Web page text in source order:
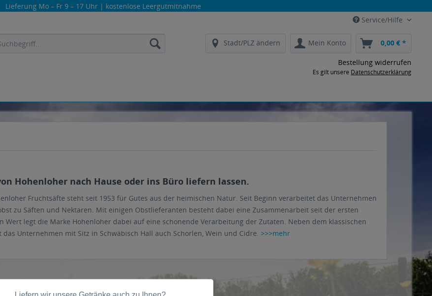
Lieferung Mo – Fr 9 – 17 Uhr | kostenlose Leergutmitnahme
Service/Hilfe
Stadt/PLZ ändern Mein Konto 0,00 € *
Bestellung widerrufen
Es gilt unsere Datenschutzerklärung
Hohenloher nach Hause oder ins Büro liefern lassen.
Fruchtsäfte steht seit 1953 für Gutes aus der heimischen Natur. Seit Beginn verarbeitet das Unternehmen
zu Säften und Nektaren. Mit einigen Obstlieferanten besteht dabei eine Zusammenarbeit seit der ersten
Wert legt die Marke Hohenloher dabei auf eine schonende Verarbeitung der Zutaten. Neben dem klassischen
das Unternehmen mit Sitz in Schwäbisch Hall auch Schorlen, Wein und Cidre. >>>mehr